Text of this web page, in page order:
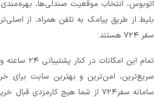
انتخاب موقعیت صندلی‌ها،
از طریق پیامک به تلفن همراه، از
هستند.
تمام این
امن‌ترین و بهترین سایت برای
سامانه سفر۷۲۴ از شما هیچ کارمزدی